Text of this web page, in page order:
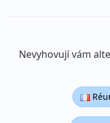
Nevyhovují vám